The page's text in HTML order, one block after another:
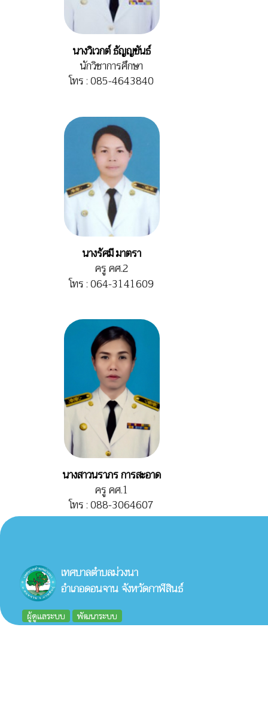
นางวิเวกต์ ธัญญขันธ์
นักวิชาการศึกษา
โทร : 085-4643840
นางรัศมี มาตรา
ครู คศ.2
โทร : 064-3141609
นางสาวนราภร การสะอาด
ครู คศ.1
โทร : 088-3064607
เทศบาลตำบลม่วงนา
อำเภอดอนจาน จังหวัดกาฬสินธ์
ผู้ดูแลระบบ พัฒนาระบบ